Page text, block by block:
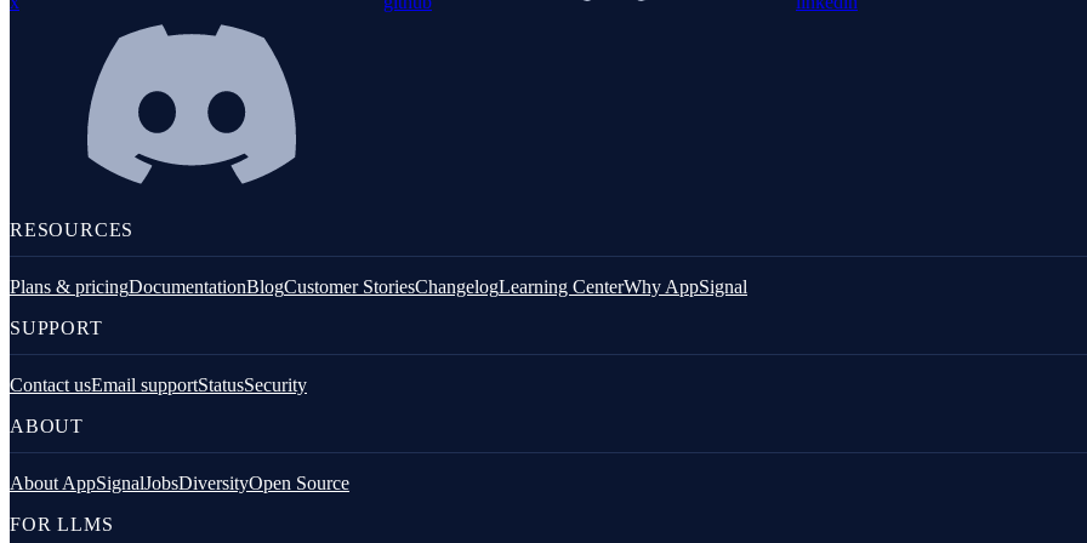
PHP
RESOURCES
Plans & pricingDocumentationBlogCustomer StoriesChangelogLearning CenterWhy AppSignal
SUPPORT
Contact usEmail supportStatusSecurity
ABOUT
About AppSignalJobsDiversityOpen Source
FOR LLMS